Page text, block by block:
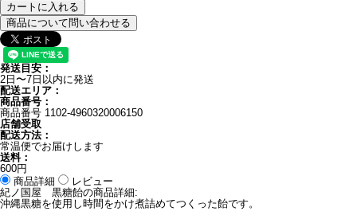
カートに入れる
商品について問い合わせる
発送目安：
2日〜7日以内に発送
配送エリア：
商品番号：
商品番号 1102-4960320006150
店舗受取
配送方法：
常温便でお届けします
送料：
600円
商品詳細
レビュー
紀ノ国屋 黒糖飴の商品詳細:
沖縄黒糖を使用し時間をかけ煮詰めてつくった飴です。